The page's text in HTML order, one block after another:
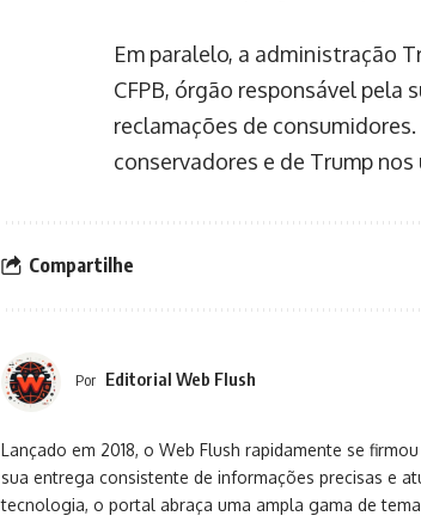
Em paralelo, a administração
CFPB, órgão responsável
reclamações de
conservadores e de Trump
Compartilhe
Por Editorial Web Flush
Lançado em 2018, o Web Flush rapidamente se
sua entrega consistente de informações precisas e
tecnologia, o portal abraça uma ampla gama de